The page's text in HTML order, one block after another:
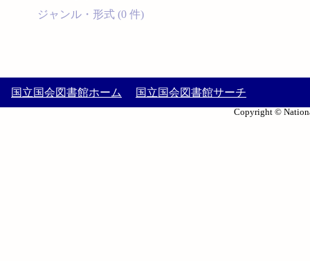
ジャンル・形式 (0 件)
国立国会図書館ホーム 国立国会図書館サーチ
Copyright ©